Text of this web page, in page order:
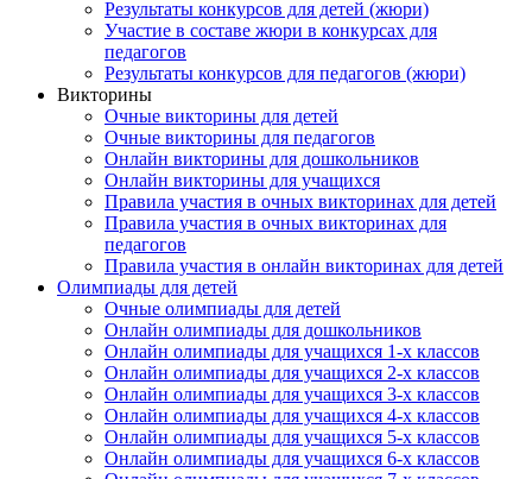
Результаты конкурсов для детей (жюри)
Участие в составе жюри в конкурсах для
педагогов
Результаты конкурсов для педагогов (жюри)
Викторины
Очные викторины для детей
Очные викторины для педагогов
Онлайн викторины для дошкольников
Онлайн викторины для учащихся
Правила участия в очных викторинах для детей
Правила участия в очных викторинах для
педагогов
Правила участия в онлайн викторинах для детей
Олимпиады для детей
Очные олимпиады для детей
Онлайн олимпиады для дошкольников
Онлайн олимпиады для учащихся 1-х классов
Онлайн олимпиады для учащихся 2-х классов
Онлайн олимпиады для учащихся 3-х классов
Онлайн олимпиады для учащихся 4-х классов
Онлайн олимпиады для учащихся 5-х классов
Онлайн олимпиады для учащихся 6-х классов